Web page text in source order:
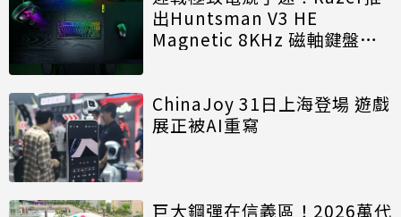
出Huntsman V3 HE
Magnetic 8KHz 磁軸鍵盤效
ChinaJoy 31日上海登場 遊戲
展正被AI重寫
巨大鋼彈在信義區！2026萬代